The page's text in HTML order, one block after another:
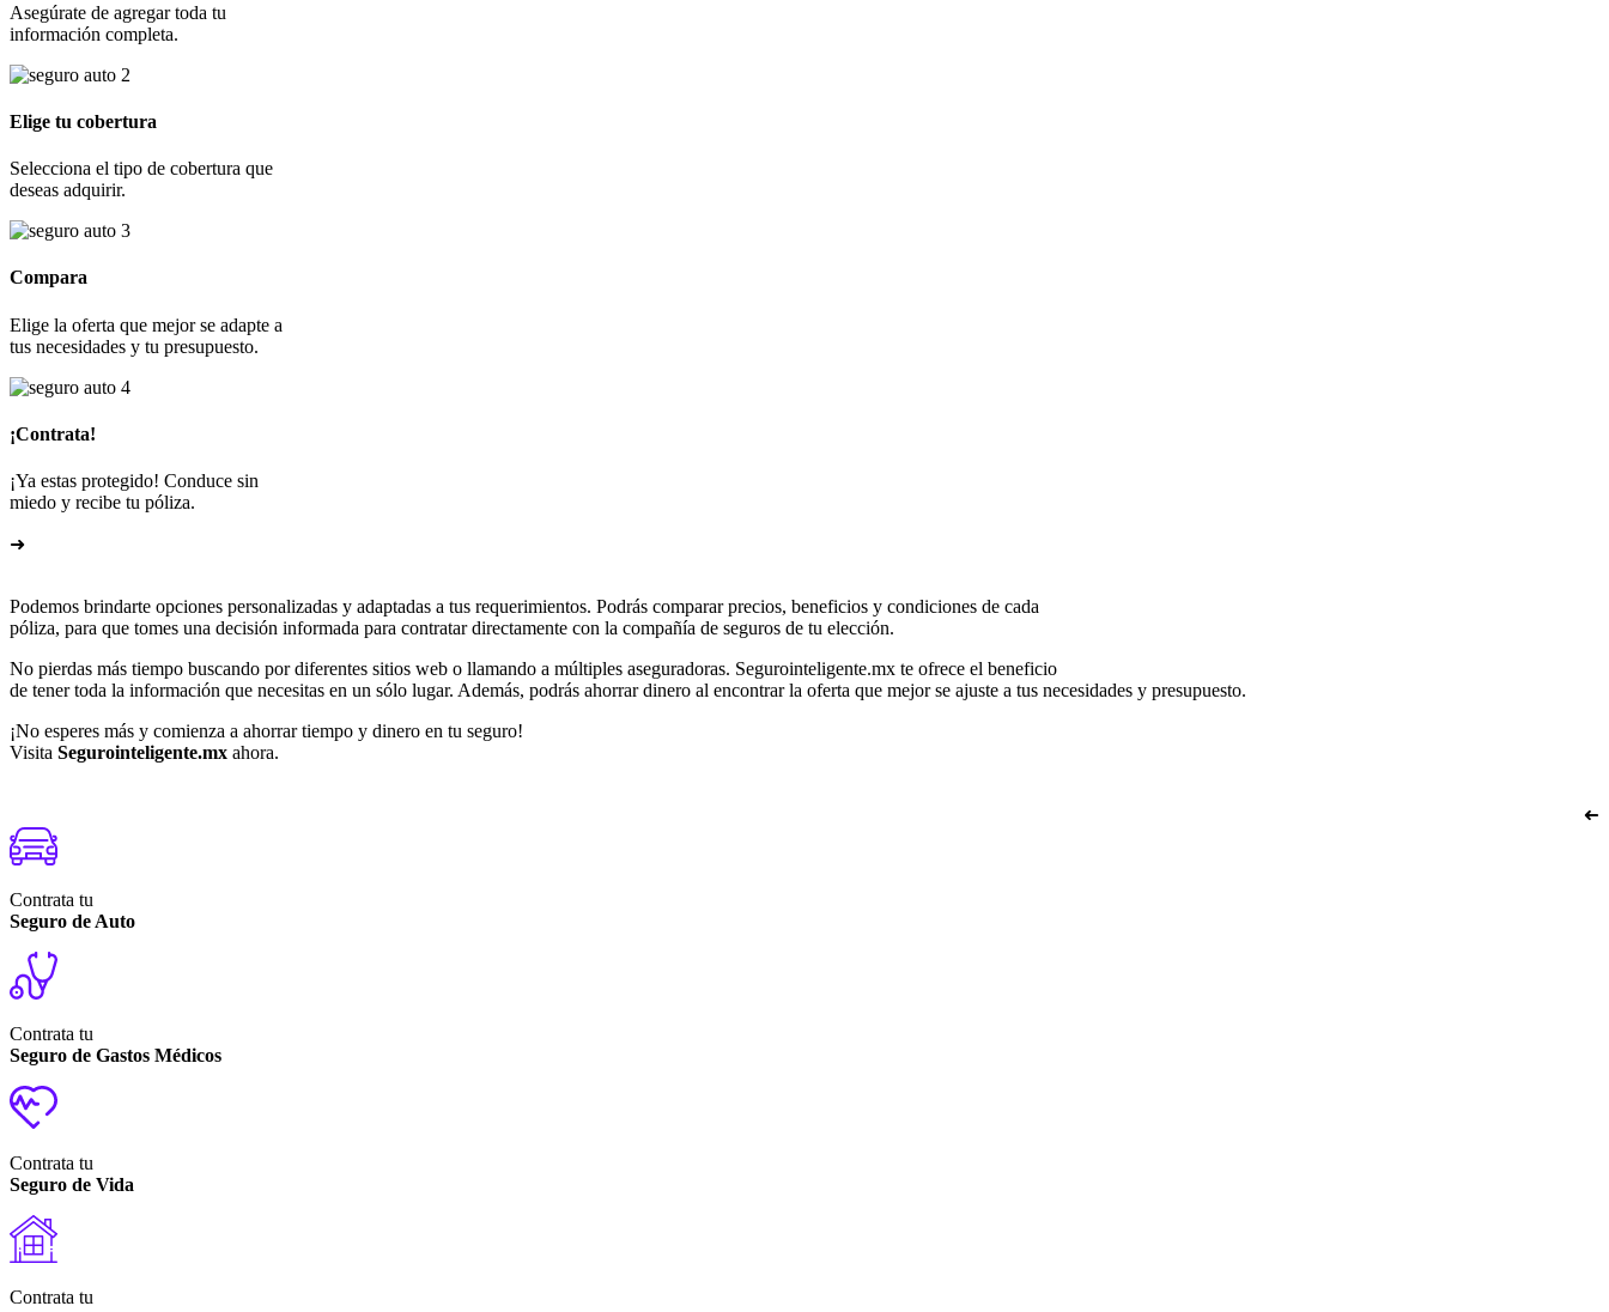
Asegúrate de agregar toda tu
información completa.
Elige tu cobertura
Selecciona el tipo de cobertura que
deseas adquirir.
Compara
Elige la oferta que mejor se adapte a
tus necesidades y tu presupuesto.
¡Contrata!
¡Ya estas protegido! Conduce sin
miedo y recibe tu póliza.
➜
Podemos brindarte opciones personalizadas y adaptadas a tus requerimientos. Podrás comparar precios, beneficios y condiciones de cada
póliza, para que tomes una decisión informada para contratar directamente con la compañía de seguros de tu elección.
No pierdas más tiempo buscando por diferentes sitios web o llamando a múltiples aseguradoras. Segurointeligente.mx te ofrece el beneficio
de tener toda la información que necesitas en un sólo lugar. Además, podrás ahorrar dinero al encontrar la oferta que mejor se ajuste a tus necesidades y presupuesto.
¡No esperes más y comienza a ahorrar tiempo y dinero en tu seguro!
Visita Segurointeligente.mx ahora.
➜
Contrata tu
Seguro de Auto
Contrata tu
Seguro de Gastos Médicos
Contrata tu
Seguro de Vida
Contrata tu